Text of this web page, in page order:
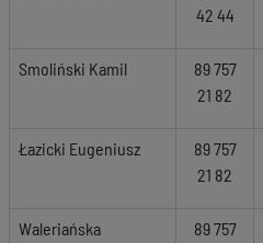
42 44
Smoliński Kamil
89 757
21 82
Łazicki Eugeniusz
89 757
21 82
Waleriańska
89 757